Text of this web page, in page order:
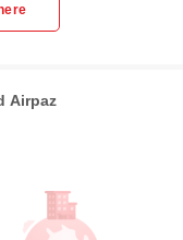
Airpaz